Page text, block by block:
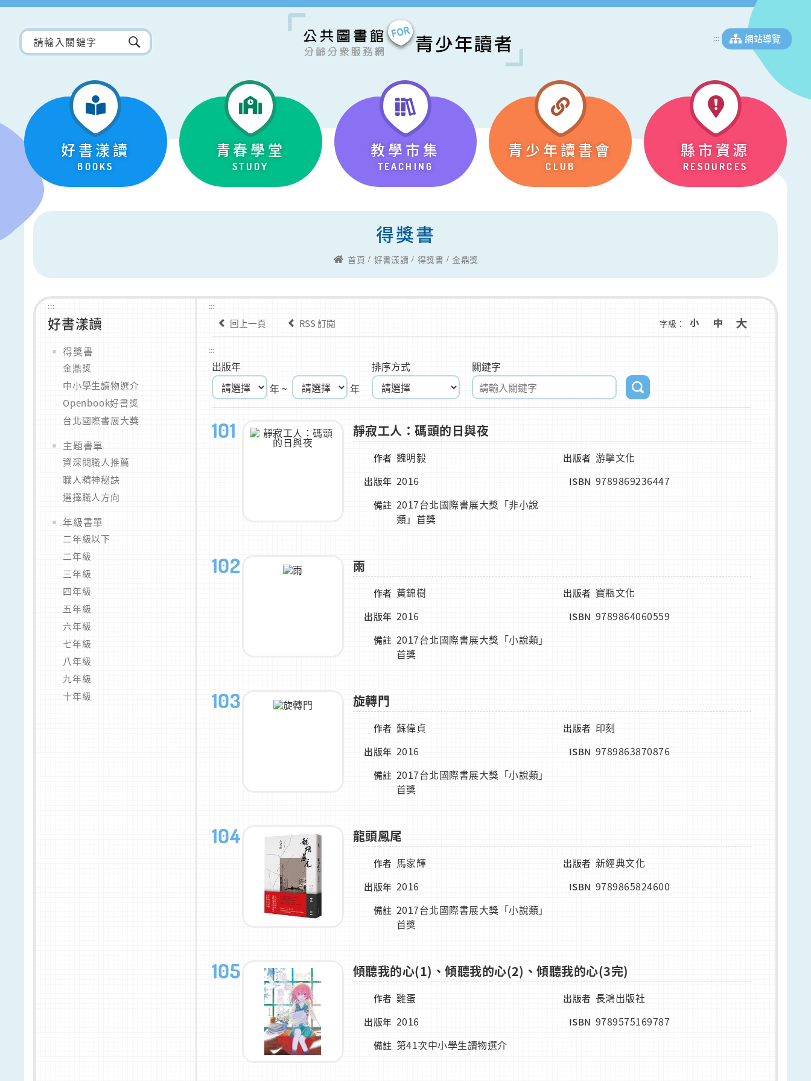
::: 網站導覽
好書漾讀
BOOKS
青春學堂
STUDY
教學市集
TEACHING
青少年讀書會
CLUB
縣市資源
RESOURCES
得獎書
首頁 好書漾讀 得獎書 金鼎獎
:::
好書漾讀
得獎書
金鼎獎
中小學生讀物選介
Openbook好書獎
台北國際書展大獎
主題書單
資深閱職人推薦
職人精神秘訣
選擇職人方向
年級書單
二年級以下
二年級
三年級
四年級
五年級
六年級
七年級
八年級
九年級
十年級
:::
回上一頁 RSS 訂閱 字級：
:::
出版年
年 ~
年
排序方式 關鍵字
101 靜寂工人：碼頭的日與夜
作者 魏明毅 出版者 游擊文化
出版年 2016 ISBN 9789869236447
備註 2017台北國際書展大獎「非小說
類」首獎
102 雨
作者 黃錦樹 出版者 寶瓶文化
出版年 2016 ISBN 9789864060559
備註 2017台北國際書展大獎「小說類」
首獎
103 旋轉門
作者 蘇偉貞 出版者 印刻
出版年 2016 ISBN 9789863870876
備註 2017台北國際書展大獎「小說類」
首獎
104 龍頭鳳尾
作者 馬家輝 出版者 新經典文化
出版年 2016 ISBN 9789865824600
備註 2017台北國際書展大獎「小說類」
首獎
105 傾聽我的心(1)、傾聽我的心(2)、傾聽我的心(3完)
作者 雞蛋 出版者 長鴻出版社
出版年 2016 ISBN 9789575169787
備註 第41次中小學生讀物選介